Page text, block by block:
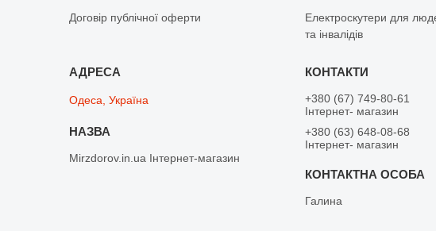
Договір публічної оферти
Електроскутери для
та інвалідів
Одеса, Україна
Mirzdorov.in.ua Інтернет-магазин
+380 (67) 749-80-61
Інтернет- магазин
+380 (63) 648-08-68
Інтернет- магазин
Галина